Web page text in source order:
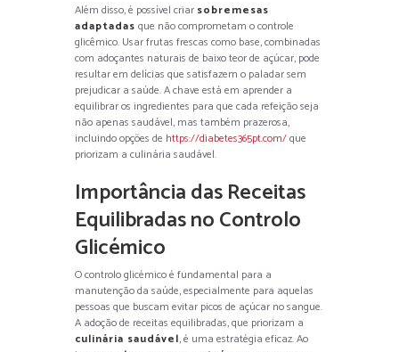
Além disso, é possível criar sobremesas
adaptadas que não comprometam o controle
glicêmico. Usar frutas frescas como base, combinadas
com adoçantes naturais de baixo teor de açúcar, pode
resultar em delícias que satisfazem o paladar sem
prejudicar a saúde. A chave está em aprender a
equilibrar os ingredientes para que cada refeição seja
não apenas saudável, mas também prazerosa,
incluindo opções de https://diabetes365pt.com/que
priorizam a culinária saudável.
Importância das Receitas
Equilibradas no Controlo
Glicémico
O controlo glicémico é fundamental para a
manutenção da saúde, especialmente para aquelas
pessoas que buscam evitar picos de açúcar no sangue.
A adoção de receitas equilibradas, que priorizam a
culinária saudável, é uma estratégia eficaz. Ao